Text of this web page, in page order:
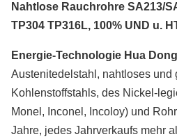
Nahtlose Rauchrohre SA213/
TP304 TP316L, 100% UND u.
Energie-Technologie Hua Dong
Austenitedelstahl, nahtloses
Kohlenstoffstahls, des Nickel-
Monel, Inconel, Incoloy) und
Jahre, jedes Jahrverkaufs mehr